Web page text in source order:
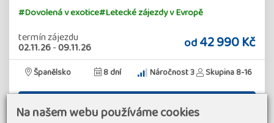
#Dovolená v exotice#Letecké zájezdy v Evropě
termín zájezdu
02.11.26-09.11.26 od42 990 Kč
Španělsko 8 dní Náročnost 3 Skupina 8-16
Detail zájezdu
Na našem webu používáme cookies